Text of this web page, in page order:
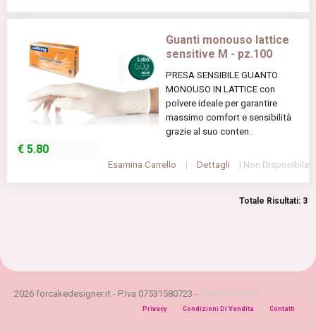
Guanti monouso lattice
sensitive M - pz.100
PRESA SENSIBILE GUANTO
MONOUSO IN LATTICE con
polvere ideale per garantire
massimo comfort e sensibilità
grazie al suo conten..
€ 5.80
Esamina Carrello | Dettagli | Non Disponibile
Totale Risultati: 3
2026 forcakedesigner.it - P.Iva 07531580723 - made in aryma
Privacy Condizioni Di Vendita Contatti